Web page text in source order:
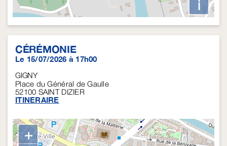
i
CÉRÉMONIE
Le 15/07/2026 à 17h00
GIGNY
Place du Général de Gaulle
52100 SAINT DIZIER
ITINERAIRE
+